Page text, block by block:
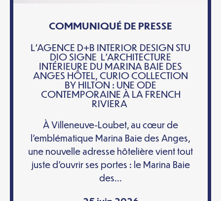
COMMUNIQUÉ DE PRESSE
L’AGENCE D+B INTERIOR DESIGN STU
DIO SIGNE L’ARCHITECTURE
INTÉRIEURE DU MARINA BAIE DES
ANGES HÔTEL, CURIO COLLECTION
BY HILTON : UNE ODE
CONTEMPORAINE À LA FRENCH
RIVIERA
À Villeneuve-Loubet, au cœur de
l’emblématique Marina Baie des Anges,
une nouvelle adresse hôtelière vient tout
juste d’ouvrir ses portes : le Marina Baie
des...